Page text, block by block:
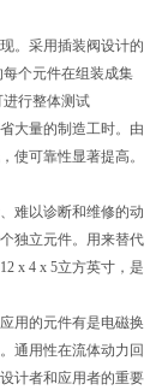
。采用插装阀设计的
个元件在组装成集
行整体测试
大量的制造工时。由
使可靠性显著提高。
难以诊断和维修的动
独立元件。用来替代
x 4 x 5立方英寸，是
用的元件有是电磁换
通用性在流体动力回
计者和应用者的重要